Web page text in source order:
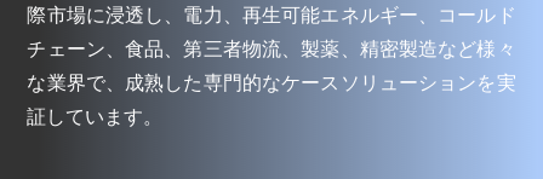
際市場に浸透し、電力、再生可能エネルギー、コールド
チェーン、食品、第三者物流、製薬、精密製造など様々
な業界で、成熟した専門的なケースソリューションを実
証しています。